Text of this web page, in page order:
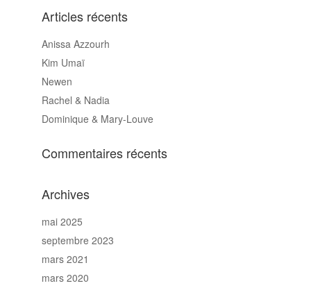
Articles récents
Anissa Azzourh
Kim Umaï
Newen
Rachel & Nadia
Dominique & Mary-Louve
Commentaires récents
Archives
mai 2025
septembre 2023
mars 2021
mars 2020